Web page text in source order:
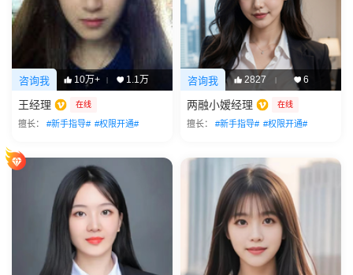
咨询我 10万+ | 1.1万
王经理 在线
擅长： #新手指导# #权限开通#
咨询我 2827 | 6
两融小嫒经理 在线
擅长： #新手指导# #权限开通#